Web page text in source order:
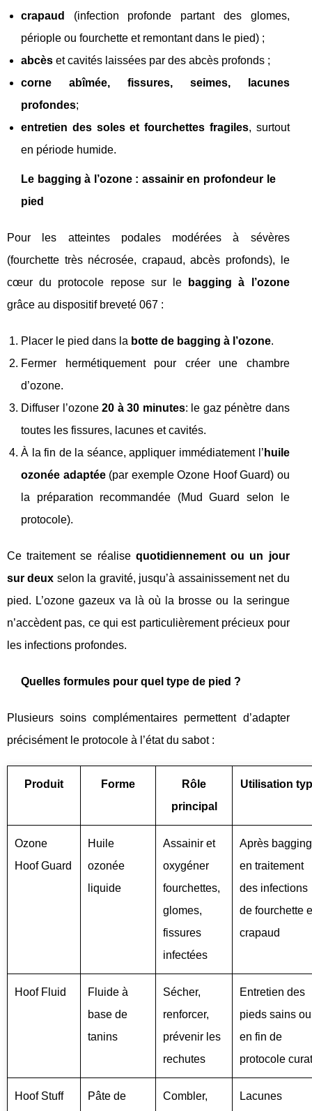
crapaud
(infection profonde partant des glomes,
périople ou fourchette et remontant dans le pied) ;
abcès et cavités laissées par des abcès profonds ;
corne abîmée, fissures, seimes, lacunes
profondes;
entretien des soles et fourchettes fragiles, surtout
en période humide.
Le bagging à l’ozone : assainir en profondeur le
pied
Pour les atteintes podales modérées à sévères
(fourchette très nécrosée, crapaud, abcès profonds), le
cœur du protocole repose sur le
bagging à l’ozone
grâce au dispositif breveté 067 :
Placer le pied dans la botte de bagging à l’ozone.
Fermer hermétiquement pour créer une chambre
d’ozone.
Diffuser l’ozone20 à 30 minutes: le gaz pénètre dans
toutes les fissures, lacunes et cavités.
À la fin de la séance, appliquer immédiatement l’ huile
ozonée adaptée(par exemple Ozone Hoof Guard) ou
la préparation recommandée (Mud Guard selon le
protocole).
Ce traitement se réalise quotidiennement ou un jour
sur deux selon la gravité, jusqu’à assainissement net du
pied. L’ozone gazeux va là où la brosse ou la seringue
n’accèdent pas, ce qui est particulièrement précieux pour
les infections profondes.
Quelles formules pour quel type de pied ?
Plusieurs soins complémentaires permettent d’adapter
précisément le protocole à l’état du sabot :
Produit Forme
Rôle
principal
Utilisation
Ozone
Hoof Guard
Huile
ozonée
liquide
Assainir et
oxygéner
fourchettes,
glomes,
fissures
infectées
Après
en traitement
des infections
de fourchette
crapaud
Hoof Fluid
Fluide à
base de
tanins
Sécher,
renforcer,
prévenir les
rechutes
Entretien des
pieds sains ou
en fin de
protocole
Hoof Stuff
Pâte de
Combler,
Lacunes